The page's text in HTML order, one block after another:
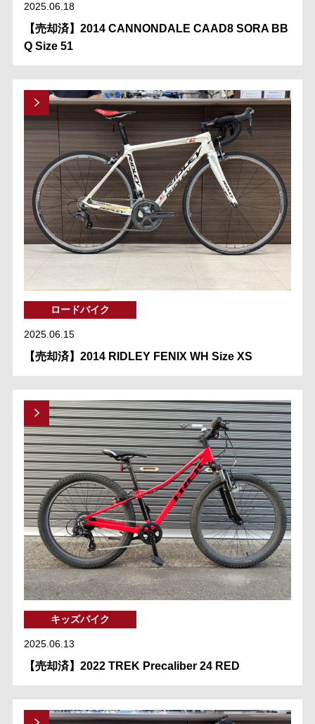
2025.06.18
【売却済】2014 CANNONDALE CAAD8 SORA BB
Q Size 51
ロードバイク
2025.06.15
【売却済】2014 RIDLEY FENIX WH Size XS
キッズバイク
2025.06.13
【売却済】2022 TREK Precaliber 24 RED